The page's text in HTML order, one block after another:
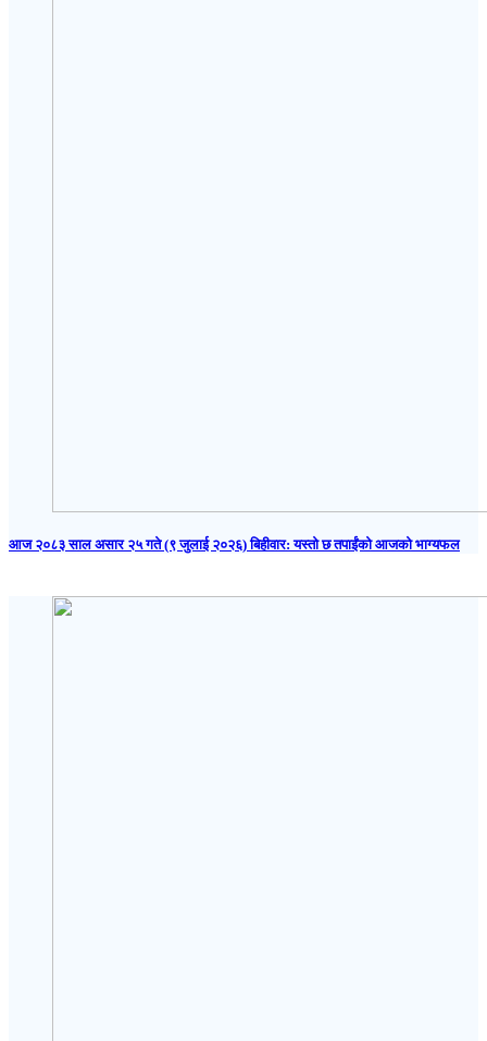
आज २०८३ साल असार २५ गते (९ जुलाई २०२६) बिहीवार: यस्तो छ तपाईंको आजको भाग्यफल